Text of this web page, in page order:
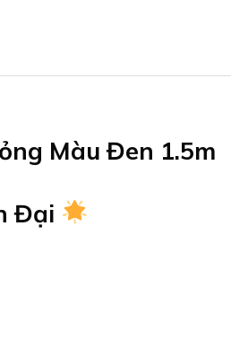
Màu Đen 1.5m
Đại